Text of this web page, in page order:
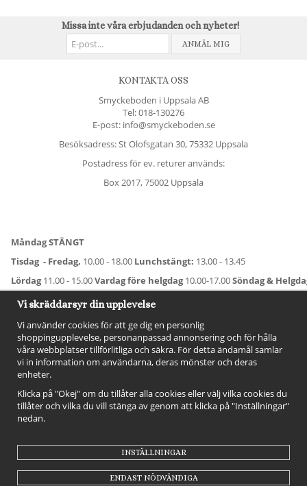
Missa inte våra erbjudanden och nyheter!
ANMÄL MIG
KONTAKTA OSS
Smyckeboden i Uppsala AB
Tel:018-130276
E-post: info@smyckeboden.se
Besöksadress: St Olofsgatan 30, 75332 Uppsala
Postadress för ev. returer används:
Box 2017, 75002 Uppsala
Måndag STÄNGT
Tisdag - Fredag, 10.00 - 18.00 Lunchstängt: 13.00 - 13.45
Lördag11.00 - 15.00Vardag före helgdag10.00-17.00Söndag &
För avvikande öppettider:Titta här
Vi skräddarsyr din upplevelse
Vi använder cookies för att ge dig en personlig
shoppingupplevelse, personanpassad annonsering och för hålla
våra webbplatser tillförlitliga och säkra. För detta ändamål samlar
vi in information om användarna, deras mönster och deras
enheter.
Klicka på "Okej" om du tillåter alla cookies eller välj vilka cookies du
tillåter och vilka du vill stänga av genom att klicka på "Inställningar"
nedan.
INSTÄLLNINGAR
ENDAST NÖDVÄNDIGA